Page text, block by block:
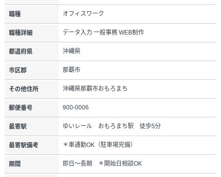
職種 オフィスワーク
職種詳細 データ入力 一般事務 WEB制作
都道府県 沖縄県
市区郡 那覇市
その他住所 沖縄県那覇市おもろまち
郵便番号 900-0006
最寄駅 ゆいレール おもろまち駅 徒歩5分
最寄駅備考 ＊車通勤OK（駐車場完備）
期間 即日～長期 ＊開始日相談OK